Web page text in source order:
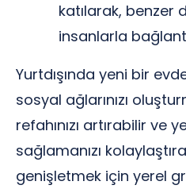
katılarak, benzer
insanlarla
Yurtdışında yeni bir
sosyal ağlarınızı
refahınızı artırabilir ve
sağlamanızı
genişletmek için yerel